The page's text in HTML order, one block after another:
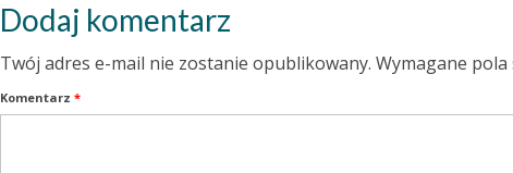
Dodaj komentarz
Twój adres e-mail nie zostanie opublikowany. Wymagane pola
Komentarz *